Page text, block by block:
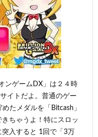
ンゲームDX」は２４時
イトだよ。普通のゲー
たメダルを「Bitcash」
ちゃうよ！特にスロッ
突入すると 1回で「3万